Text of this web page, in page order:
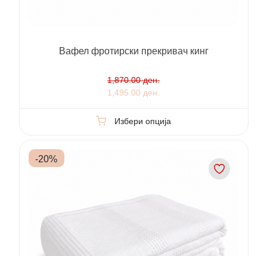
Вафел фротирски прекривач кинг
1,870.00 ден.
1,495.00 ден.
Избери опција
-20%